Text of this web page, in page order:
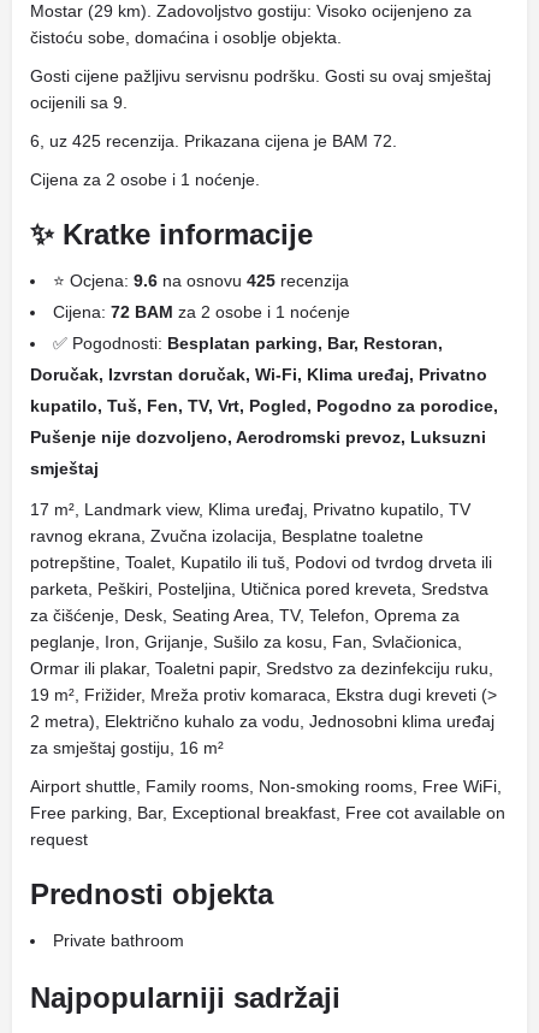
Mostar (29 km). Zadovoljstvo gostiju: Visoko ocijenjeno za
čistoću sobe, domaćina i osoblje objekta.
Gosti cijene pažljivu servisnu podršku. Gosti su ovaj smještaj
ocijenili sa 9.
6, uz 425 recenzija. Prikazana cijena je BAM 72.
Cijena za 2 osobe i 1 noćenje.
✨ Kratke informacije
⭐ Ocjena: 9.6 na osnovu 425 recenzija
Cijena: 72 BAM za 2 osobe i 1 noćenje
✅ Pogodnosti: Besplatan parking, Bar, Restoran,
Doručak, Izvrstan doručak, Wi-Fi, Klima uređaj, Privatno
kupatilo, Tuš, Fen, TV, Vrt, Pogled, Pogodno za porodice,
Pušenje nije dozvoljeno, Aerodromski prevoz, Luksuzni
smještaj
17 m², Landmark view, Klima uređaj, Privatno kupatilo, TV
ravnog ekrana, Zvučna izolacija, Besplatne toaletne
potrepštine, Toalet, Kupatilo ili tuš, Podovi od tvrdog drveta ili
parketa, Peškiri, Posteljina, Utičnica pored kreveta, Sredstva
za čišćenje, Desk, Seating Area, TV, Telefon, Oprema za
peglanje, Iron, Grijanje, Sušilo za kosu, Fan, Svlačionica,
Ormar ili plakar, Toaletni papir, Sredstvo za dezinfekciju ruku,
19 m², Frižider, Mreža protiv komaraca, Ekstra dugi kreveti (>
2 metra), Električno kuhalo za vodu, Jednosobni klima uređaj
za smještaj gostiju, 16 m²
Airport shuttle, Family rooms, Non-smoking rooms, Free WiFi,
Free parking, Bar, Exceptional breakfast, Free cot available on
request
Prednosti objekta
Private bathroom
Najpopularniji sadržaji